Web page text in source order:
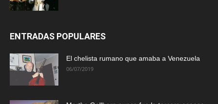
ENTRADAS POPULARES
El chelista rumano que amaba a Venezuela
06/07/2019